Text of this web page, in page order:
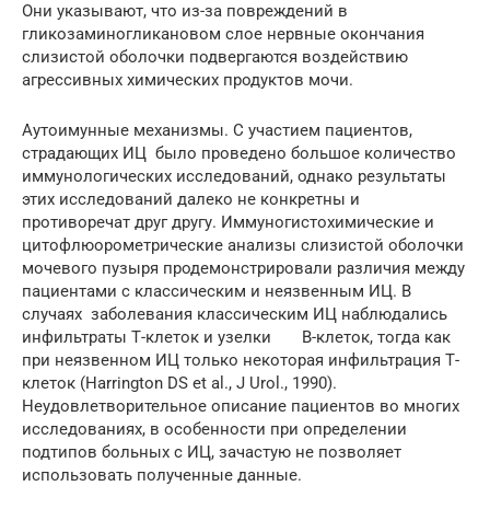
Они указывают, что из-за повреждений в
гликозаминогликановом слое нервные окончания
слизистой оболочки подвергаются воздействию
агрессивных химических продуктов мочи.
Аутоимунные механизмы. С участием пациентов,
страдающих ИЦ было проведено большое количество
иммунологических исследований, однако результаты
этих исследований далеко не конкретны и
противоречат друг другу. Иммуногистохимические и
цитофлюорометрические анализы слизистой оболочки
мочевого пузыря продемонстрировали различия между
пациентами с классическим и неязвенным ИЦ. В
случаях заболевания классическим ИЦ наблюдались
инфильтраты Т-клеток и узелки В-клеток, тогда как
при неязвенном ИЦ только некоторая инфильтрация Т-
клеток (Harrington DS et al., J Urol., 1990).
Неудовлетворительное описание пациентов во многих
исследованиях, в особенности при определении
подтипов больных с ИЦ, зачастую не позволяет
использовать полученные данные.